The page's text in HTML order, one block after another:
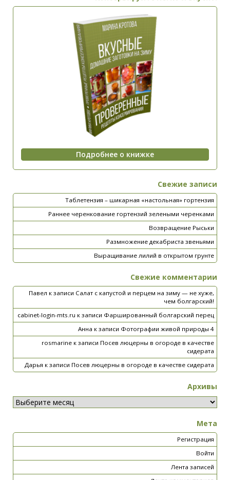
Свежие записи
Таблетензия – шикарная «настольная» гортензия
Раннее черенкование гортензий зелеными черенками
Возвращение Рыськи
Размножение декабриста звеньями
Выращивание лилий в открытом грунте
Свежие комментарии
Павел к записи Салат с капустой и перцем на зиму — не хуже,
чем болгарский!
cabinet-login-mts.ru к записи Фаршированный болгарский перец
Анна к записи Фотографии живой природы 4
rosmarine к записи Посев люцерны в огороде в качестве
сидерата
Дарья к записи Посев люцерны в огороде в качестве сидерата
Архивы
Мета
Регистрация
Войти
Лента записей